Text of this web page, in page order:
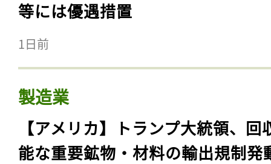
等には優遇措置
1日前
製造業
【アメリカ】トランプ大統領、回
能な重要鉱物・材料の輸出規制発